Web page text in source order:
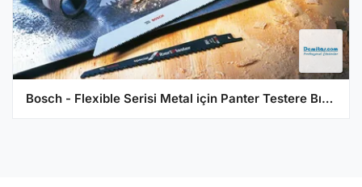
Bosch - Flexible Serisi Metal için Panter Testere Bıçağı S 1122 BF - 5'li